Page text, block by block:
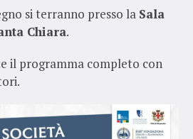
si terranno presso la Sala
Chiara.
il programma completo con